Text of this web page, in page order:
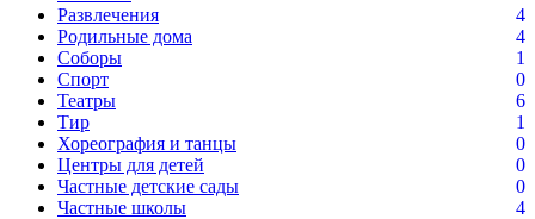
Развлечения
4
Родильные дома
4
Соборы
1
Спорт
0
Театры
6
Тир
1
Хореография и танцы
0
Центры для детей
0
Частные детские сады
0
Частные школы
4